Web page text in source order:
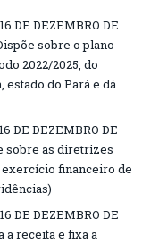
DE DEZEMBRO DE
sobre o plano
2022/2025, do
estado do Pará e dá
DE DEZEMBRO DE
sobre as diretrizes
financeiro de
DE DEZEMBRO DE
a receita e fixa a